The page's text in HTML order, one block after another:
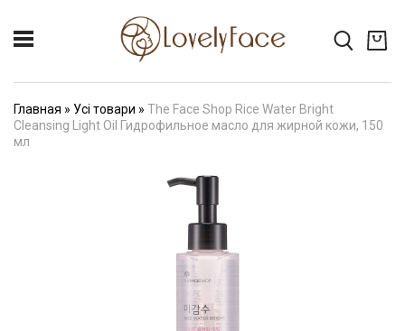
Главная » Усі товари » The Face Shop Rice Water Bright
Cleansing Light Oil Гидрофильное масло для жирной кожи, 150
мл